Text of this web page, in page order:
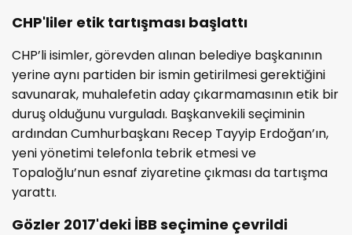
CHP'liler etik tartışması başlattı
CHP’li isimler, görevden alınan belediye başkanının
yerine aynı partiden bir ismin getirilmesi gerektiğini
savunarak, muhalefetin aday çıkarmamasının etik bir
duruş olduğunu vurguladı. Başkanvekili seçiminin
ardından Cumhurbaşkanı Recep Tayyip Erdoğan’ın,
yeni yönetimi telefonla tebrik etmesi ve
Topaloğlu’nun esnaf ziyaretine çıkması da tartışma
yarattı.
Gözler 2017'deki İBB seçimine çevrildi